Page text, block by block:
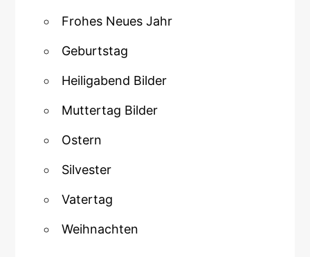
Frohes Neues Jahr
Geburtstag
Heiligabend Bilder
Muttertag Bilder
Ostern
Silvester
Vatertag
Weihnachten